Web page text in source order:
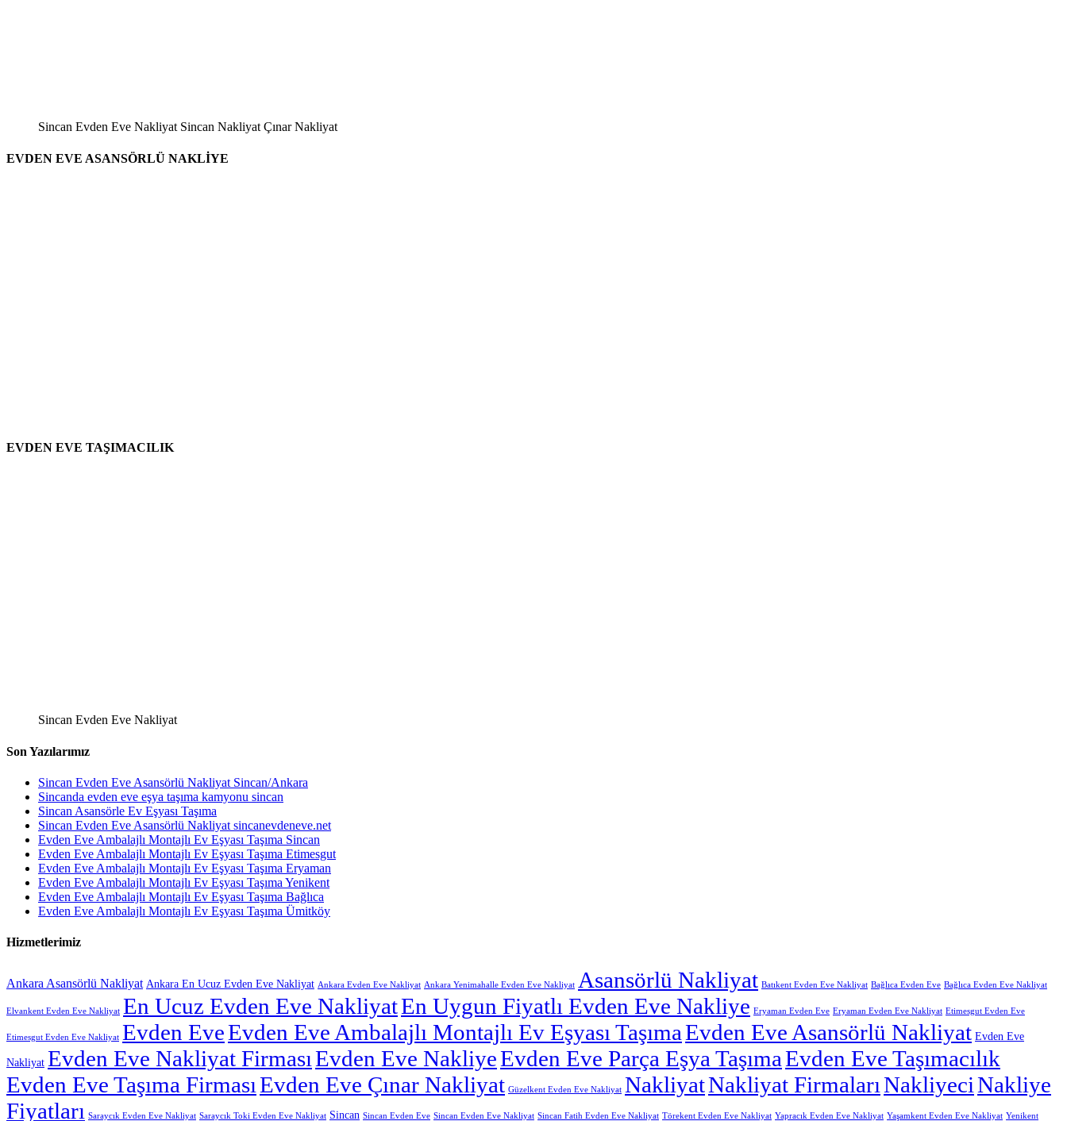
Sincan Evden Eve Nakliyat Sincan Nakliyat Çınar Nakliyat
EVDEN EVE ASANSÖRLÜ NAKLİYE
EVDEN EVE TAŞIMACILIK
Sincan Evden Eve Nakliyat
Son Yazılarımız
Sincan Evden Eve Asansörlü Nakliyat Sincan/Ankara
Sincanda evden eve eşya taşıma kamyonu sincan
Sincan Asansörle Ev Eşyası Taşıma
Sincan Evden Eve Asansörlü Nakliyat sincanevdeneve.net
Evden Eve Ambalajlı Montajlı Ev Eşyası Taşıma Sincan
Evden Eve Ambalajlı Montajlı Ev Eşyası Taşıma Etimesgut
Evden Eve Ambalajlı Montajlı Ev Eşyası Taşıma Eryaman
Evden Eve Ambalajlı Montajlı Ev Eşyası Taşıma Yenikent
Evden Eve Ambalajlı Montajlı Ev Eşyası Taşıma Bağlıca
Evden Eve Ambalajlı Montajlı Ev Eşyası Taşıma Ümitköy
Hizmetlerimiz
Ankara Asansörlü Nakliyat Ankara En Ucuz Evden Eve Nakliyat Ankara Evden Eve Nakliyat Ankara Yenimahalle Evden Eve Nakliyat Asansörlü Nakliyat Batıkent Evden Eve Nakliyat Bağlıca Evden Eve Bağlıca Evden Eve Nakliyat
Elvankent Evden Eve Nakliyat En Ucuz Evden Eve NakliyatEn Uygun Fiyatlı Evden Eve Nakliye Eryaman Evden Eve Eryaman Evden Eve Nakliyat Etimesgut Evden Eve
Etimesgut Evden Eve Nakliyat Evden EveEvden Eve Ambalajlı Montajlı Ev Eşyası TaşımaEvden Eve Asansörlü Nakliyat Evden Eve
Nakliyat Evden Eve Nakliyat FirmasıEvden Eve NakliyeEvden Eve Parça Eşya TaşımaEvden Eve Taşımacılık
Evden Eve Taşıma FirmasıEvden Eve Çınar Nakliyat Güzelkent Evden Eve Nakliyat NakliyatNakliyat FirmalarıNakliyeciNakliye
Fiyatları Saraycık Evden Eve Nakliyat Saraycık Toki Evden Eve Nakliyat Sincan Sincan Evden Eve Sincan Evden Eve Nakliyat Sincan Fatih Evden Eve Nakliyat Törekent Evden Eve Nakliyat Yapracık Evden Eve Nakliyat Yaşamkent Evden Eve Nakliyat Yenikent